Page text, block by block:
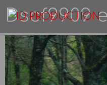
Dscf9909